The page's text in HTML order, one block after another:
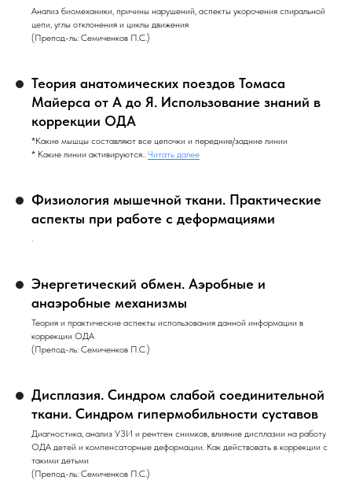
Анализ биомеханики, причины нарушений, аспекты укорочения спиральной
цепи, углы отклонения и циклы движения
(Препод-ль: Семиченков П.С.)
Теория анатомических поездов Томаса
Майерса от А до Я. Использование знаний в
коррекции ОДА
*Какие мышцы составляют все цепочки и передние/задние линии
* Какие линии активируются.. Читать далее
Физиология мышечной ткани. Практические
аспекты при работе с деформациями
.
Энергетический обмен. Аэробные и
анаэробные механизмы
Теория и практические аспекты использования данной информации в
коррекции ОДА
(Препод-ль: Семиченков П.С.)
Дисплазия. Синдром слабой соединительной
ткани. Синдром гипермобильности суставов
Диагностика, анализ УЗИ и рентген снимков, влияние дисплазии на работу
ОДА детей и компенсаторные деформации. Как действовать в коррекции с
такими детьми
(Препод-ль: Семиченков П.С.)